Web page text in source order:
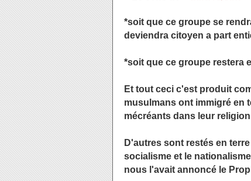
*soit que ce groupe se
deviendra citoyen a part
*soit que ce groupe restera
Et tout ceci c'est produit
musulmans ont immigré en
mécréants dans leur
D'autres sont restés en
socialisme et le
nous l'avait annoncé le